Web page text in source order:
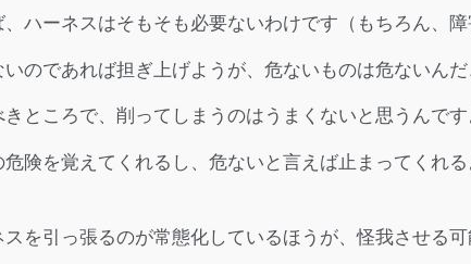
ハーネスはそもそも必要ないわけです（もちろん、
のであれば担ぎ上げようが、危ないものは危ないんだ
ところで、削ってしまうのはうまくないと思うんで
険を覚えてくれるし、危ないと言えば止まってくれ
スを引っ張るのが常態化しているほうが、怪我させる